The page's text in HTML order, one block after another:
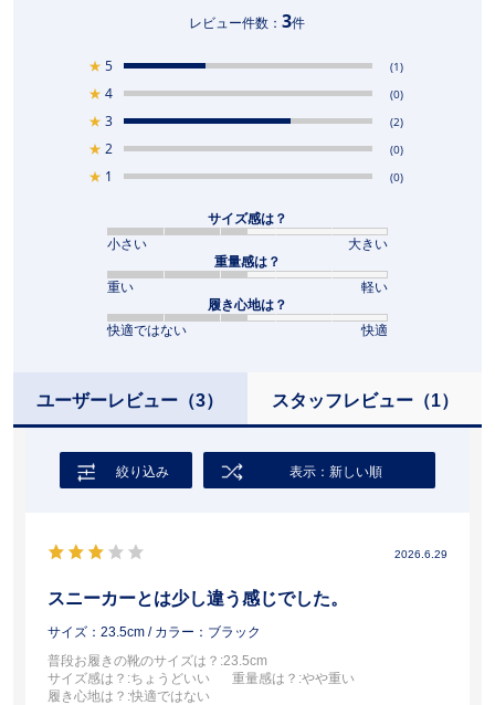
レビュー件数：3件
★ 5 (1)
★ 4 (0)
★ 3 (2)
★ 2 (0)
★ 1 (0)
サイズ感は？
小さい
大きい
重量感は？
重い
軽い
履き心地は？
快適ではない
快適
ユーザーレビュー （3） スタッフレビュー（1）
絞り込み 表示：新しい順
2026.6.29
スニーカーとは少し違う感じでした。
サイズ：23.5cm / カラー：ブラック
普段お履きの靴のサイズは？ :23.5cm
サイズ感は？ :ちょうどいい 重量感は？ :やや重い
履き心地は？ :快適ではない